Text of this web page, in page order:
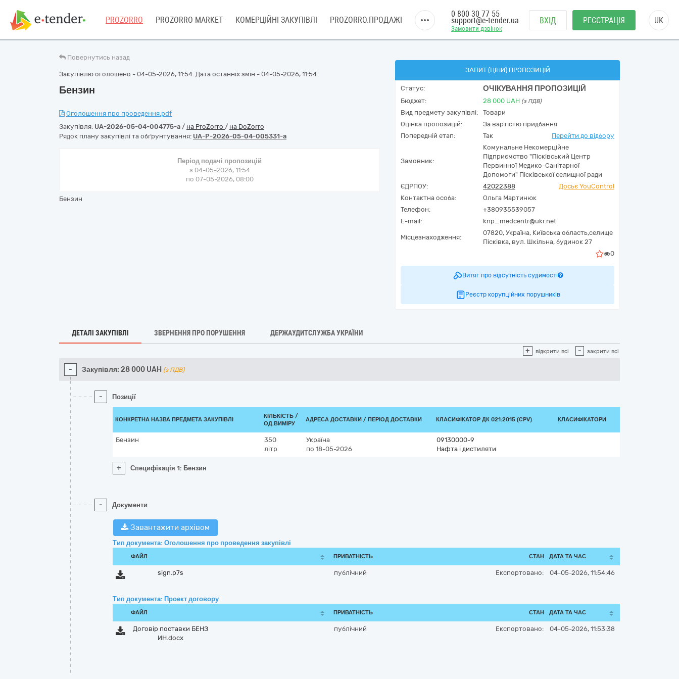
PROZORRO PROZORRO MARKET КОМЕРЦІЙНІ ЗАКУПІВЛІ PROZORRO.ПРОДАЖІ
Замовити дзвінок
0 800 30 77 55
support@e-tender.ua ВХІД РЕЄСТРАЦІЯ UK
Повернутись назад
Закупівлю оголошено - 04-05-2026, 11:54. Дата останніх змін - 04-05-2026, 11:54
Бензин
Оголошення про проведення.pdf
Закупівля: UA-2026-05-04-004775-a / на ProZorro / на DoZorro
Рядок плану закупівлі та обґрунтування: UA-P-2026-05-04-005331-a
Період подачі пропозицій
з 04-05-2026, 11:54
по 07-05-2026, 08:00
Бензин
ЗАПИТ (ЦІНИ) ПРОПОЗИЦІЙ
Статус: ОЧІКУВАННЯ ПРОПОЗИЦІЙ
Бюджет: 28 000 UAH (з ПДВ)
Вид предмету закупівлі:
Товари
Оцінка пропозицій:
За вартістю придбання
Попередній етап:
Так Перейти до відбору
Замовник:
Комунальне Некомерційне
Підприємство "Пісківський Центр
Первинної Медико-Санітарної
Допомоги" Пісківської селищної ради
ЄДРПОУ:
42022388
Досьє YouControl
Контактна особа:
Ольга Мартинюк
Телефон:
+380935539057
E-mail:
knp_medcentr@ukr.net
Місцезнаходження:
07820, Україна, Київська область,селище
Пісківка, вул. Шкільна, будинок 27
0
Витяг про відсутність судимості
Реєстр корупційних порушників
ДЕТАЛІ ЗАКУПІВЛІ ЗВЕРНЕННЯ ПРО ПОРУШЕННЯ ДЕРЖАУДИТСЛУЖБА УКРАЇНИ
+ відкрити всі - закрити всі
- Закупівля: 28 000 UAH (з ПДВ)
- Позиції
КОНКРЕТНА НАЗВА ПРЕДМЕТА ЗАКУПІВЛІ
КІЛЬКІСТЬ /
ОД.ВИМІРУ
АДРЕСА ДОСТАВКИ / ПЕРІОД ДОСТАВКИ КЛАСИФІКАТОР ДК 021:2015 (CPV) КЛАСИФІКАТОРИ
Бензин
350
літр
Україна
по 18-05-2026
09130000-9
Нафта і дистиляти
+ Специфікація 1: Бензин
- Документи
Завантажити архівом
Тип документа: Оголошення про проведення закупівлі
ФАЙЛ ПРИВАТНІСТЬ СТАН ДАТА ТА ЧАС
sign.p7s публічний Експортовано: 04-05-2026, 11:54:46
Тип документа: Проект договору
ФАЙЛ ПРИВАТНІСТЬ СТАН ДАТА ТА ЧАС
Договір поставки БЕНЗ
ИН.docx
публічний Експортовано: 04-05-2026, 11:53:38